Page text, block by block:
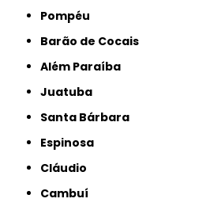
Pompéu
Barão de Cocais
Além Paraíba
Juatuba
Santa Bárbara
Espinosa
Cláudio
Cambuí